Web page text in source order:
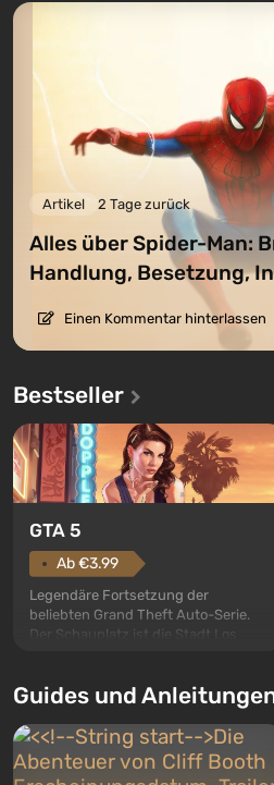
Artikel 2 Tage zurück
Alles über Spider-Man:
Handlung, Besetzung,
Einen Kommentar hinterlassen
Bestseller
GTA 5
Ab €3.99
Legendäre Fortsetzung der
beliebten Grand Theft Auto-Serie.
Der Schauplatz ist die Stadt Los
ersten Mal erzählt das Spiel die
Charakteren: Michael, Trevor und
Franklin, zwischen denen Sie
jederzeit...
Guides und